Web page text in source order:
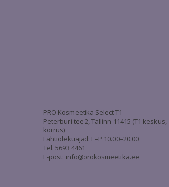
PRO Kosmeetika Select T1
Peterburi tee 2, Tallinn 11415 (T1 keskus,
korrus)
Lahtiolekuajad: E–P 10.00–20.00
Tel. 5693 4461
E-post: info@prokosmeetika.ee